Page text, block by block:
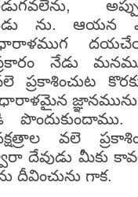
ను. ఆయన
నేడు
వలె ప్రకాశించుట
జ్ఞానమును
వలె
దేవుడు మీకు
దీవించును గాక.